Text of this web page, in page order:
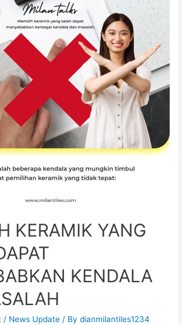
KERAMIK YANG
KENDALA
/ News Update / Bydianmilantiles1234